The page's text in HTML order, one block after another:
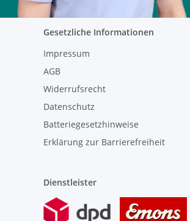
Gesetzliche Informationen
Impressum
AGB
Widerrufsrecht
Datenschutz
Batteriegesetzhinweise
Erklärung zur Barrierefreiheit
Dienstleister